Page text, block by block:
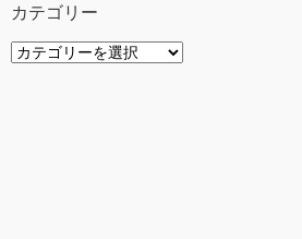
カテゴリー
カ